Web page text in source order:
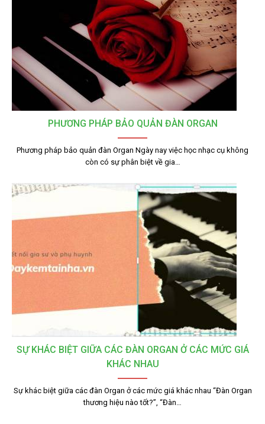
PHƯƠNG PHÁP BẢO QUẢN ĐÀN ORGAN
Phương pháp bảo quản đàn Organ Ngày nay việc học nhạc cụ không
còn có sự phân biệt về gia…
SỰ KHÁC BIỆT GIỮA CÁC ĐÀN ORGAN Ở CÁC MỨC GIÁ
KHÁC NHAU
Sự khác biệt giữa các đàn Organ ở các mức giá khác nhau “Đàn Organ
thương hiệu nào tốt?”, “Đàn…